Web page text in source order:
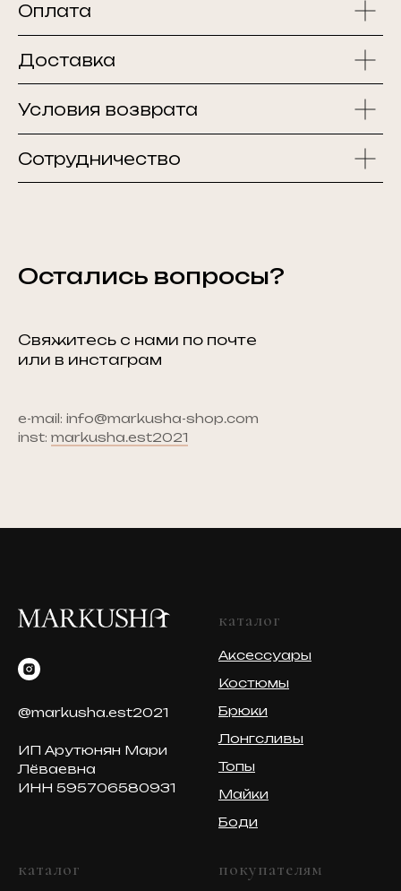
Оплата
Доставка
Условия возврата
Сотрудничество
Остались вопросы?
Свяжитесь с нами по почте
или в инстаграм
e-mail: info@markusha-shop.com
inst: markusha.est2021
@markusha.est2021
ИП Арутюнян Мари
Лёваевна
ИНН 595706580931
каталог
Аксессуары
Костюмы
Брюки
Лонгсливы
Топы
Майки
Боди
каталог покупателям